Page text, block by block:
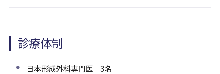
診療体制
日本形成外科専門医 3名